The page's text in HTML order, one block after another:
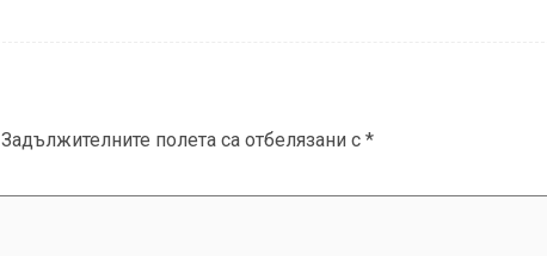
Задължителните полета са отбелязани с *